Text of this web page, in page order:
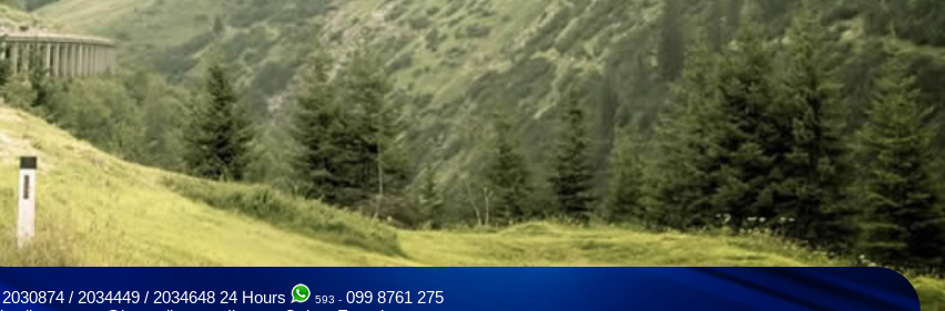
2030874 / 2034449 / 2034648 24 Hours 593 - 099 8761 275